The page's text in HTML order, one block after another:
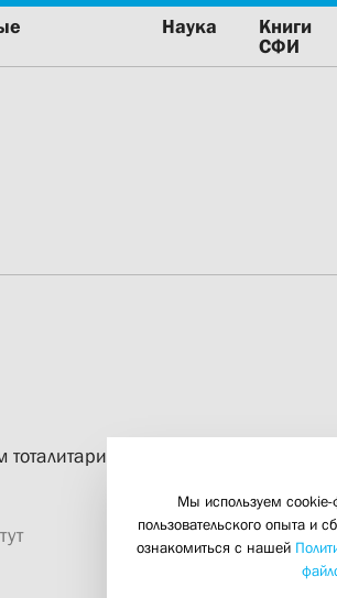
Наука
Книги
СФИ
Мы используем cookie-
пользовательского опыта и
ознакомиться с нашей